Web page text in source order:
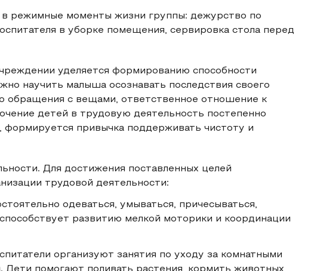
в режимные моменты жизни группы: дежурство по
в уборке помещения, сервировка стола перед
уделяется формированию способности
научить малыша осознавать последствия своего
обращения с вещами, ответственное отношение к
детей в трудовую деятельность постепенно
формируется привычка поддерживать чистоту и
Для достижения поставленных целей
трудовой деятельности:
одеваться, умываться, причесываться,
развитию мелкой моторики и координации
организуют занятия по уходу за комнатными
помогают поливать растения, кормить животных,